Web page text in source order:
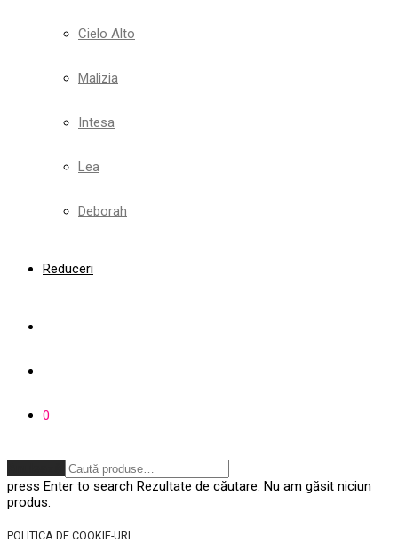
Cielo Alto
Malizia
Intesa
Lea
Deborah
Reduceri
0
press Enter to search Rezultate de căutare: Nu am găsit niciun
produs.
POLITICA DE COOKIE-URI